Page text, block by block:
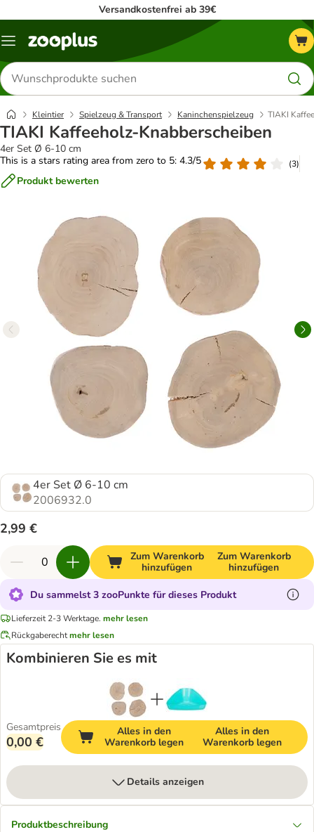
Versandkostenfrei ab 39€
Menü
Produkte
suchen
Kleintier Spielzeug & Transport Kaninchenspielzeug TIAKI
TIAKI Kaffeeholz-Knabberscheiben
4er Set Ø 6-10 cm
This is a stars rating area from zero to 5: 4.3/5
(3)
Produkt bewerten
4er Set Ø 6-10 cm
2006932.0
2,99 €
Zum Warenkorb
hinzufügen
Zum Warenkorb
hinzufügen
Du sammelst 3 zooPunkte für dieses Produkt
Lieferzeit 2-3 Werktage. mehr lesen
Rückgaberechtmehr lesen
Kombinieren Sie es mit
Gesamtpreis
0,00 €
Alles in den
Warenkorb legen
Alles in den
Warenkorb legen
Details anzeigen
Produktbeschreibung